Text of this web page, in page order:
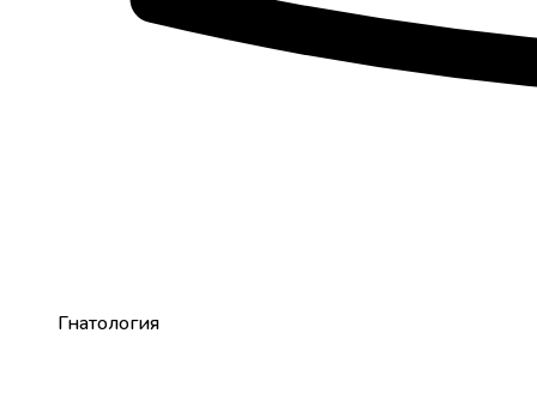
Гнатология